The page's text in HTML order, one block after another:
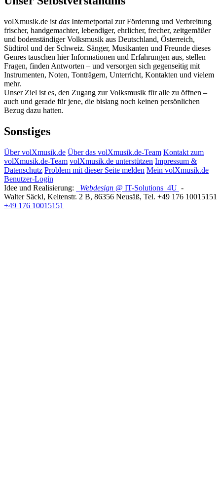
volXmusik.de ist das Internetportal zur Förderung und Verbreitung
frischer, handgemachter, lebendiger, ehrlicher, frecher, zeitgemäßer
und bodenständiger Volksmusik aus Deutschland, Österreich,
Südtirol und der Schweiz. Sänger, Musikanten und Freunde dieses
Genres tauschen hier Informationen und Erfahrungen aus, stellen
Fragen, finden Antworten – und versorgen sich gegenseitig mit
Instrumenten, Noten, Tonträgern, Unterricht, Kontakten und vielem
mehr.
Unser Ziel ist es, den Zugang zur Volksmusik für alle zu öffnen –
auch und gerade für jene, die bislang noch keinen persönlichen
Bezug dazu hatten.
Sonstiges
Über volXmusik.de Über das volXmusik.de-Team Kontakt zum
volXmusik.de-Team volXmusik.de unterstützen Impressum &
Datenschutz Problem mit dieser Seite melden Mein volXmusik.de
Benutzer-Login
Idee und Realisierung:
Webdesign @ IT-Solutions 4U -
Walter Säckl, Keltenstr. 2 B, 86356 Neusäß, Tel. +49 176 10015151
+49 176 10015151